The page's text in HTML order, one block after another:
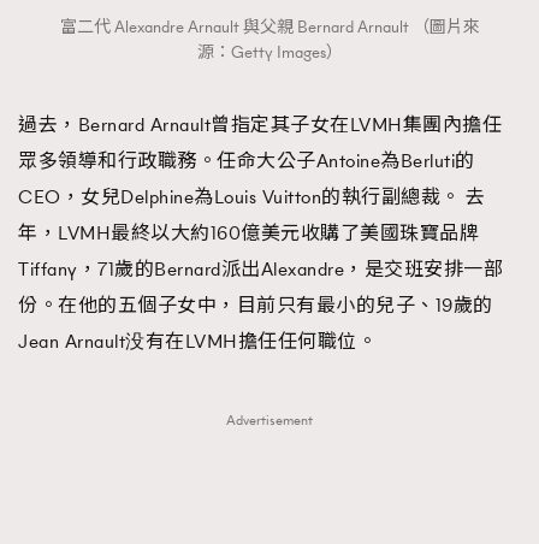
富二代 Alexandre Arnault 與父親 Bernard Arnault （圖片來
源：Getty Images）
過去，Bernard Arnault曾指定其子女在LVMH集團內擔任
眾多領導和行政職務。任命大公子Antoine為Berluti的
CEO，女兒Delphine為Louis Vuitton的執行副總裁。 去
年，LVMH最終以大約160億美元收購了美國珠寶品牌
Tiffany，71歲的Bernard派出Alexandre，是交班安排一部
份。在他的五個子女中，目前只有最小的兒子、19歲的
Jean Arnault没有在LVMH擔任任何職位。
Advertisement